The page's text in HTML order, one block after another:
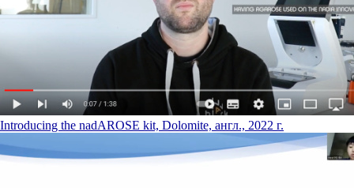
Introducing the nadAROSE kit, Dolomite, англ., 2022 г.